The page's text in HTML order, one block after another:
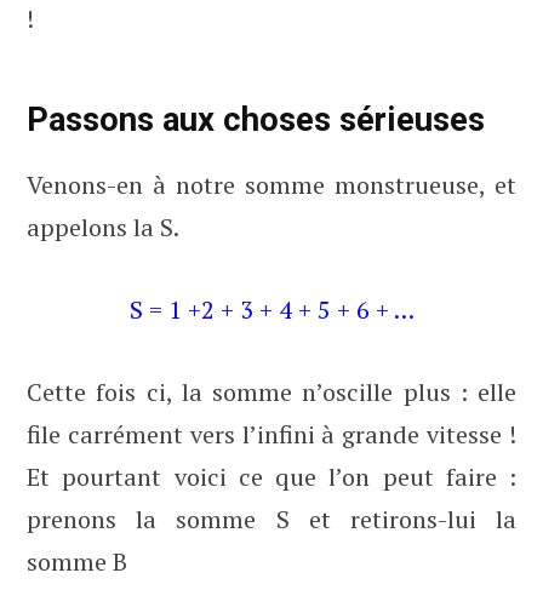
!
Passons aux choses sérieuses
Venons-en à notre somme monstrueuse, et
appelons la S.
S = 1 +2 + 3 + 4 + 5 + 6 + …
Cette fois ci, la somme n’oscille plus : elle
file carrément vers l’infini à grande vitesse !
Et pourtant voici ce que l’on peut faire :
prenons la somme S et retirons-lui la
somme B